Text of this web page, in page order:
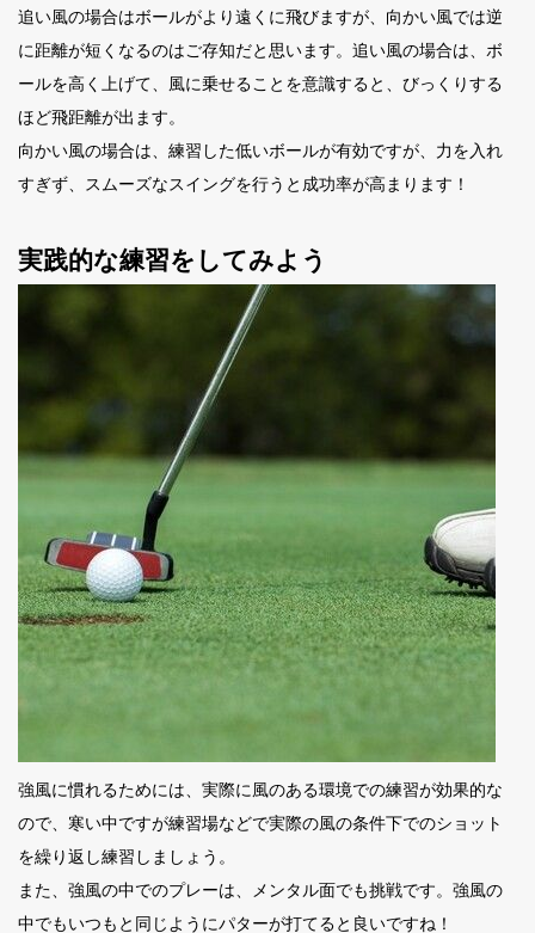
追い風の場合はボールがより遠くに飛びますが、向かい風では逆
に距離が短くなるのはご存知だと思います。追い風の場合は、ボ
ールを高く上げて、風に乗せることを意識すると、びっくりする
ほど飛距離が出ます。
向かい風の場合は、練習した低いボールが有効ですが、力を入れ
すぎず、スムーズなスイングを行うと成功率が高まります！
実践的な練習をしてみよう
強風に慣れるためには、実際に風のある環境での練習が効果的な
ので、寒い中ですが練習場などで実際の風の条件下でのショット
を繰り返し練習しましょう。
また、強風の中でのプレーは、メンタル面でも挑戦です。強風の
中でもいつもと同じようにパターが打てると良いですね！